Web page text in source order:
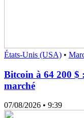
États-Unis (USA) •
Bitcoin à 64 200 $
marché
07/08/2026 • 9:39